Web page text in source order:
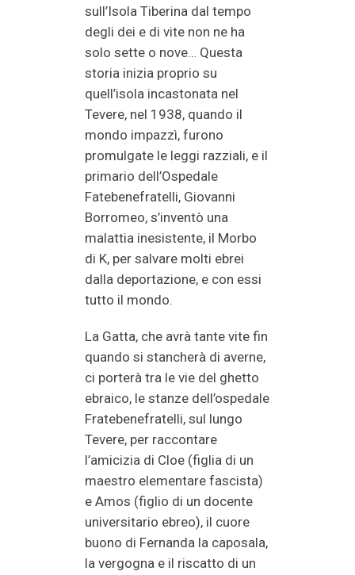
sull’Isola Tiberina dal tempo
degli dei e di vite non ne ha
solo sette o nove… Questa
storia inizia proprio su
quell’isola incastonata nel
Tevere, nel 1938, quando il
mondo impazzì, furono
promulgate le leggi razziali, e il
primario dell’Ospedale
Fatebenefratelli, Giovanni
Borromeo, s’inventò una
malattia inesistente, il Morbo
di K, per salvare molti ebrei
dalla deportazione, e con essi
tutto il mondo.
La Gatta, che avrà tante vite fin
quando si stancherà di averne,
ci porterà tra le vie del ghetto
ebraico, le stanze dell’ospedale
Fratebenefratelli, sul lungo
Tevere, per raccontare
l’amicizia di Cloe (figlia di un
maestro elementare fascista)
e Amos (figlio di un docente
universitario ebreo), il cuore
buono di Fernanda la caposala,
la vergogna e il riscatto di un